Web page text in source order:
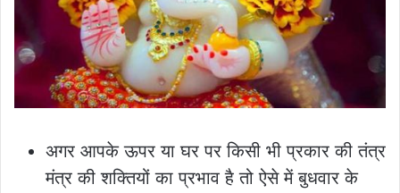
अगर आपके ऊपर या घर पर किसी भी प्रकार की तंत्र
मंत्र की शक्तियों का प्रभाव है तो ऐसे में बुधवार के